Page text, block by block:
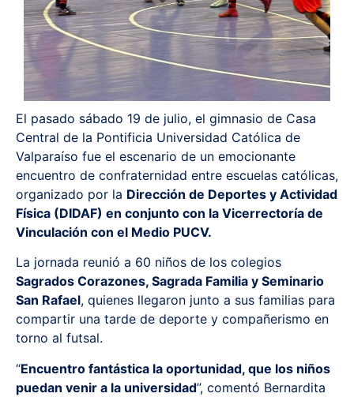
El pasado sábado 19 de julio, el gimnasio de Casa
Central de la Pontificia Universidad Católica de
Valparaíso fue el escenario de un emocionante
encuentro de confraternidad entre escuelas católicas,
organizado por la Dirección de Deportes y Actividad
Física (DIDAF) en conjunto con la Vicerrectoría de
Vinculación con el Medio PUCV.
La jornada reunió a 60 niños de los colegios
Sagrados Corazones, Sagrada Familia y Seminario
San Rafael, quienes llegaron junto a sus familias para
compartir una tarde de deporte y compañerismo en
torno al futsal.
“Encuentro fantástica la oportunidad, que los niños
puedan venir a la universidad”, comentó Bernardita